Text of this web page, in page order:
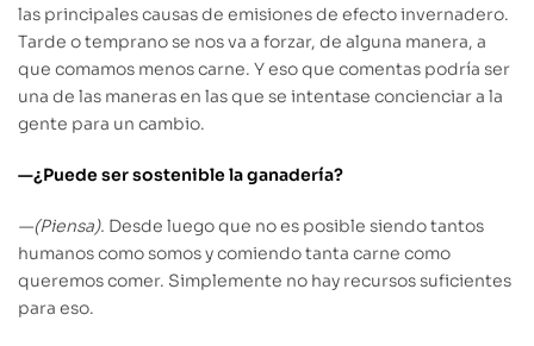
las principales causas de emisiones de efecto invernadero.
Tarde o temprano se nos va a forzar, de alguna manera, a
que comamos menos carne. Y eso que comentas podría ser
una de las maneras en las que se intentase concienciar a la
gente para un cambio.
—¿Puede ser sostenible la ganadería?
—(Piensa). Desde luego que no es posible siendo tantos
humanos como somos y comiendo tanta carne como
queremos comer. Simplemente no hay recursos suficientes
para eso.